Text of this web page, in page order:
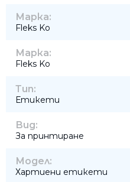
Марка:
Fleks Ko
Марка:
Fleks Ko
Тип:
Етикети
Вид:
За принтиране
Модел:
Хартиени етикети